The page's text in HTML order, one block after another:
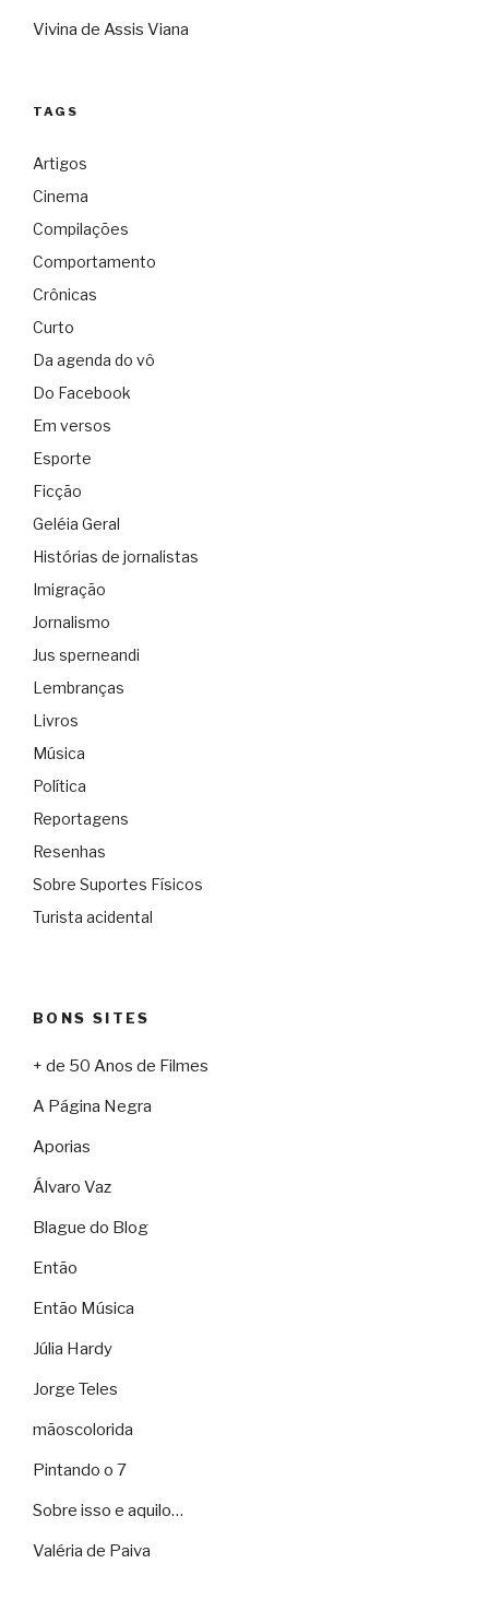
Vivina de Assis Viana
TAGS
Artigos
Cinema
Compilações
Comportamento
Crônicas
Curto
Da agenda do vô
Do Facebook
Em versos
Esporte
Ficção
Geléia Geral
Histórias de jornalistas
Imigração
Jornalismo
Jus sperneandi
Lembranças
Livros
Música
Política
Reportagens
Resenhas
Sobre Suportes Físicos
Turista acidental
BONS SITES
+ de 50 Anos de Filmes
A Página Negra
Aporias
Álvaro Vaz
Blague do Blog
Então
Então Música
Júlia Hardy
Jorge Teles
mãoscolorida
Pintando o 7
Sobre isso e aquilo…
Valéria de Paiva